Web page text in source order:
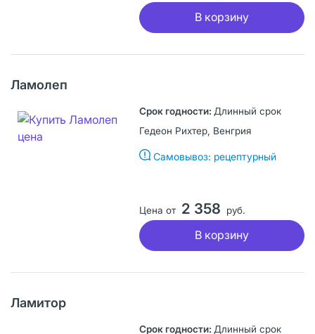
В корзину
Ламолеп
Длинный срок
Гедеон Рихтер, Венгрия
Самовывоз: рецептурный
Цена от 2 358 руб.
В корзину
Ламитор
Длинный срок